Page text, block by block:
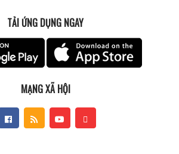
TẢI ỨNG DỤNG NGAY
MẠNG XÃ HỘI